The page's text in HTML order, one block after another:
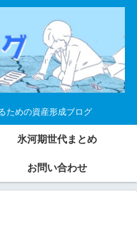
ための資産形成ブログ
氷河期世代まとめ
お問い合わせ